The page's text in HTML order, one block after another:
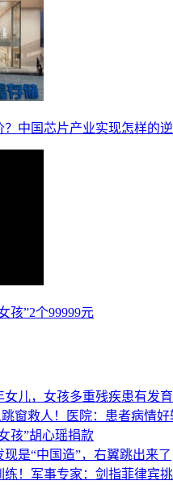
中国芯片产业实现怎样的
孩”2个99999元
儿，女孩多重残疾患有发
窗救人！医院：患者病情
孩”胡心瑶捐款
是“中国造”，右翼跳出来了
！军事专家：剑指菲律宾